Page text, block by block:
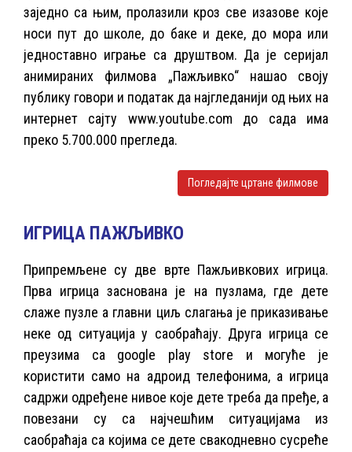
заједно са њим, пролазили кроз све изазове које
носи пут до школе, до баке и деке, до мора или
једноставно играње са друштвом. Да је серијал
анимираних филмова „Пажљивко“ нашао своју
публику говори и податак да најгледанији од њих на
интернет сајту www.youtube.com до сада има
преко 5.700.000 прегледа.
Погледајте цртане филмове
ИГРИЦА ПАЖЉИВКО
Припремљене су две врте Пажљивкових игрица.
Прва игрица заснована је на пузлама, где дете
слаже пузле а главни циљ слагања је приказивање
неке од ситуација у саобраћају. Друга игрица се
преузима са google play store и могуће је
користити само на адроид телефонима, а игрица
садржи одређене нивое које дете треба да пређе, а
повезани су са најчешћим ситуацијама из
саобраћаја са којима се дете свакодневно сусреће